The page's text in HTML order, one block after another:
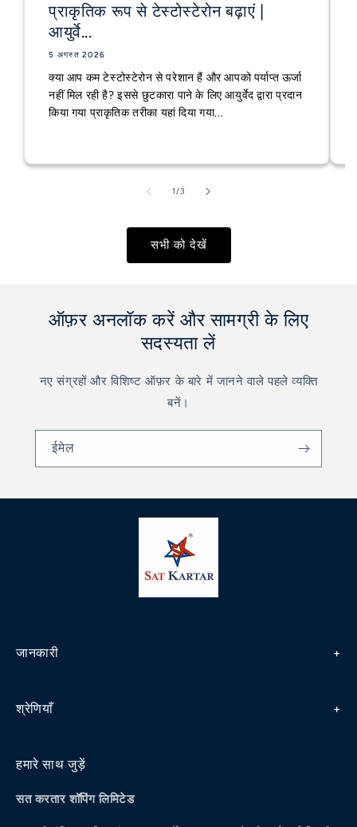
प्राकृतिक रूप से टेस्टोस्टेरोन बढ़ाएं |
आयुर्वे...
5 अगस्त 2026
क्या आप कम टेस्टोस्टेरोन से परेशान हैं और आपको पर्याप्त ऊर्जा
नहीं मिल रही है? इससे छुटकारा पाने के लिए आयुर्वेद द्वारा प्रदान
किया गया प्राकृतिक तरीका यहां दिया गया...
1/का3
सभी को देखें
ऑफ़र अनलॉक करें और सामग्री के लिए
सदस्यता लें
नए संग्रहों और विशिष्ट ऑफ़र के बारे में जानने वाले पहले व्यक्ति
बनें।
ईमेल
जानकारी
नियम एवं शर्तें
शिपिंग/डिलीवरी नीति
श्रेणियाँ
हमारे साथ जुड़ें
सत करतार शॉपिंग लिमिटेड